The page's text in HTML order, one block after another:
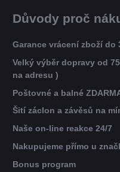
Důvody proč
Garance vrácení zboží do
Velký výběr dopravy od
na adresu )
Poštovné a balné
Šití záclon a závěsů na
Naše on-line reakce 24/7
Nakupujeme přímo u
Bonus program